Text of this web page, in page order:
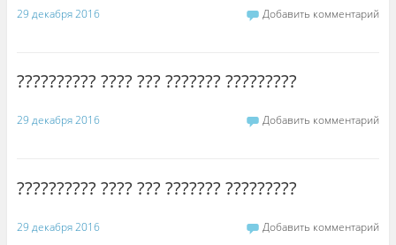
29 декабря 2016 Добавить комментарий
?????????? ???? ??? ??????? ?????????
29 декабря 2016 Добавить комментарий
?????????? ???? ??? ??????? ?????????
29 декабря 2016 Добавить комментарий